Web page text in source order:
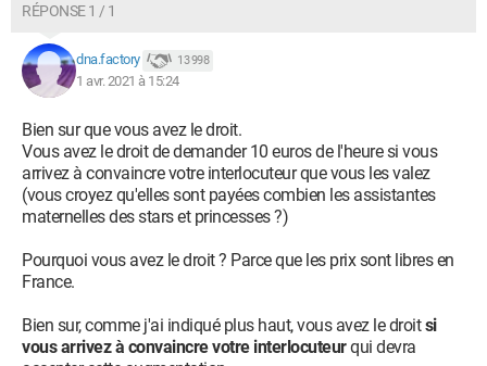
RÉPONSE 1 / 1
dna.factory 13 998
1 avr. 2021 à 15:24
Bien sur que vous avez le droit.
Vous avez le droit de demander 10 euros de l'heure si vous
arrivez à convaincre votre interlocuteur que vous les valez
(vous croyez qu'elles sont payées combien les assistantes
maternelles des stars et princesses ?)
Pourquoi vous avez le droit ? Parce que les prix sont libres en
France.
Bien sur, comme j'ai indiqué plus haut, vous avez le droitsi
vous arrivez à convaincre votre interlocuteurqui devra